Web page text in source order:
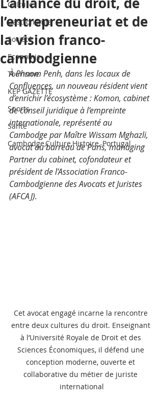
Culture
Gastronomie
Société
Economie
Tourisme
KEP GAZETTE
Sports
Santé
Cambodge,Culture,Histoire, Portugal
l’entrepreneuriat et de
la vision franco-
cambodgienne
À Phnom Penh, dans les locaux de
Confluences, un nouveau résident vient
d’enrichir l’écosystème : Komon, cabinet
de conseil juridique à l’empreinte
internationale, représenté au
Cambodge par Maître Wissam Mghazli,
avocat au barreau de Paris, managing
Partner du cabinet, cofondateur et
président de l’Association Franco-
Cambodgienne des Avocats et Juristes
(AFCAJ).
Cet avocat engagé incarne la rencontre
entre deux cultures du droit. Enseignant
à l’Université Royale de Droit et des
Sciences Économiques, il défend une
conception moderne, ouverte et
collaborative du métier de juriste
international